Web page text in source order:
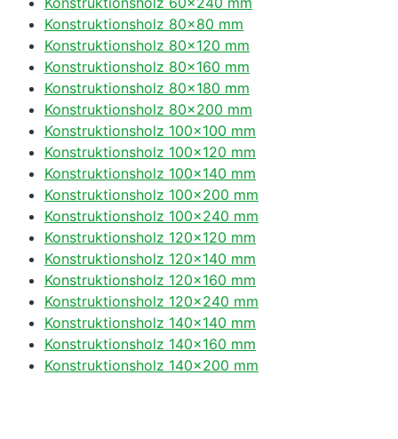
Konstruktionsholz 80×80 mm
Konstruktionsholz 80×120 mm
Konstruktionsholz 80×160 mm
Konstruktionsholz 80×180 mm
Konstruktionsholz 80×200 mm
Konstruktionsholz 100×100 mm
Konstruktionsholz 100×120 mm
Konstruktionsholz 100×140 mm
Konstruktionsholz 100×200 mm
Konstruktionsholz 100×240 mm
Konstruktionsholz 120×120 mm
Konstruktionsholz 120×140 mm
Konstruktionsholz 120×160 mm
Konstruktionsholz 120×240 mm
Konstruktionsholz 140×140 mm
Konstruktionsholz 140×160 mm
Konstruktionsholz 140×200 mm